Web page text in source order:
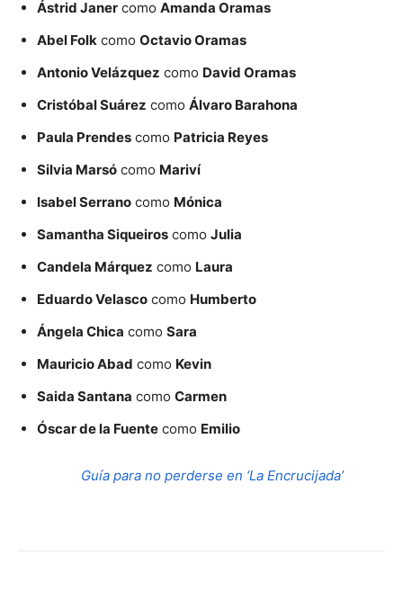
Ástrid Janer como Amanda Oramas
Abel Folk como Octavio Oramas
Antonio Velázquez como David Oramas
Cristóbal Suárez como Álvaro Barahona
Paula Prendes como Patricia Reyes
Silvia Marsó como Mariví
Isabel Serrano como Mónica
Samantha Siqueiros como Julia
Candela Márquez como Laura
Eduardo Velasco como Humberto
Ángela Chica como Sara
Mauricio Abad como Kevin
Saida Santana como Carmen
Óscar de la Fuente como Emilio
Guía para no perderse en ‘La Encrucijada’